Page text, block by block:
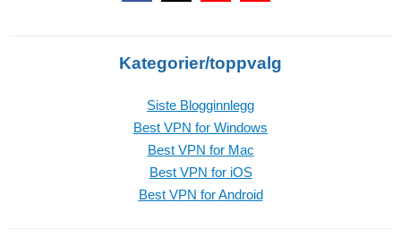
Kategorier/toppvalg
Siste Blogginnlegg
Best VPN for Windows
Best VPN for Mac
Best VPN for iOS
Best VPN for Android